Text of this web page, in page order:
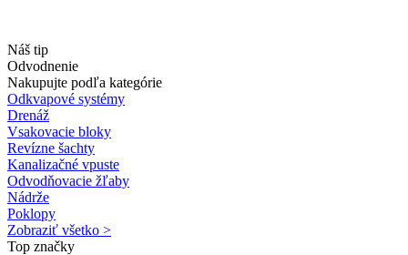
Náš tip
Odvodnenie
Nakupujte podľa kategórie
Odkvapové systémy
Drenáž
Vsakovacie bloky
Revízne šachty
Kanalizačné vpuste
Odvodňovacie žľaby
Nádrže
Poklopy
Zobraziť všetko >
Top značky